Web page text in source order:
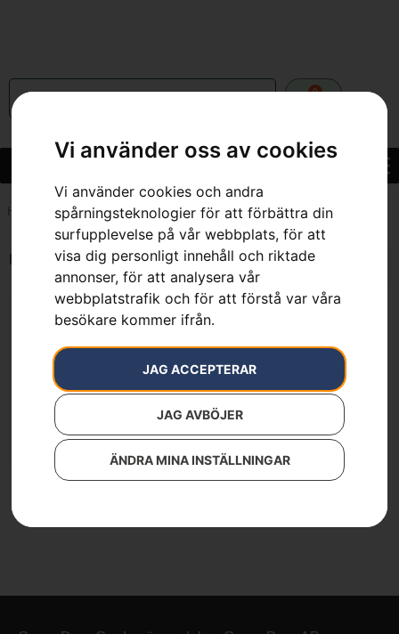
Vi använder oss av cookies
Vi använder cookies och andra
spårningsteknologier för att förbättra din
surfupplevelse på vår webbplats, för att
visa dig personligt innehåll och riktade
annonser, för att analysera vår
webbplatstrafik och för att förstå var våra
besökare kommer ifrån.
JAG ACCEPTERAR
JAG AVBÖJER
ÄNDRA MINA INSTÄLLNINGAR
0
Hem 7391736367851
Endast ett sökresultat
HUSQVARNA PW 360
Lägg till i varukorg